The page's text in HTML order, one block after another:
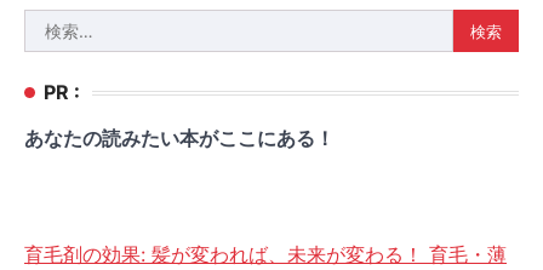
索:
PR :
あなたの読みたい本がここにある！
育毛剤の効果: 髪が変われば、未来が変わる！ 育毛・薄